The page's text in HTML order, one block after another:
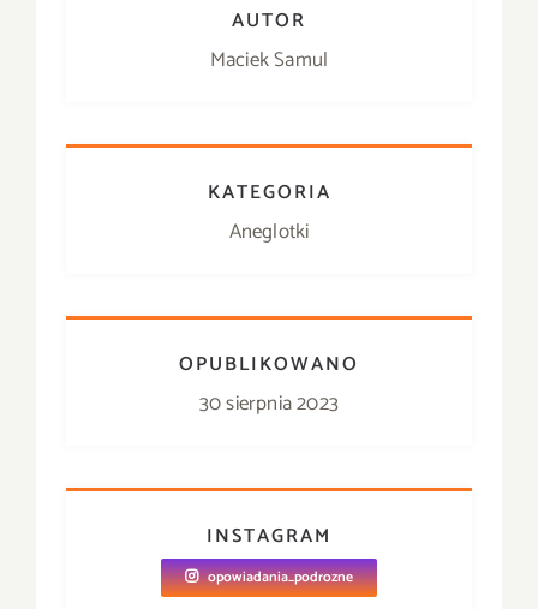
AUTOR
Maciek Samul
KATEGORIA
Aneglotki
OPUBLIKOWANO
30 sierpnia 2023
INSTAGRAM
opowiadania_podrozne